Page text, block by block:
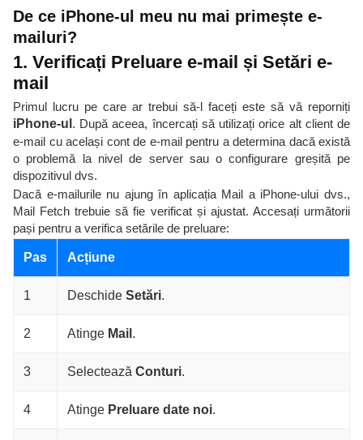
De ce iPhone-ul meu nu mai primește e-
mailuri?
1. Verificați Preluare e-mail și Setări e-
mail
Primul lucru pe care ar trebui să-l faceți este să vă reporniți
iPhone-ul . După aceea, încercați să utilizați orice alt client de
e-mail cu același cont de e-mail pentru a determina dacă există
o problemă la nivel de server sau o configurare greșită pe
dispozitivul dvs.
Dacă e-mailurile nu ajung în aplicația Mail a iPhone-ului dvs.,
Mail Fetch trebuie să fie verificat și ajustat. Accesați următorii
pași pentru a verifica setările de preluare:
Pas Acțiune
1 Deschide Setări.
2 Atinge Mail .
3 Selectează Conturi.
4 Atinge Preluare date noi.